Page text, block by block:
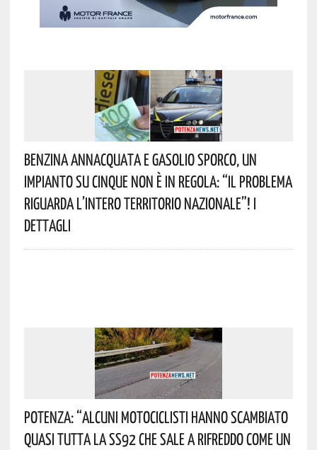
Benzina Annacquata E Gasolio Sporco, Un
Impianto Su Cinque Non È In Regola: “il Problema
Riguarda L’intero Territorio Nazionale”! I
Dettagli
Potenza: “alcuni Motociclisti Hanno Scambiato
Quasi Tutta La SS92 Che Sale A Rifreddo Come Un